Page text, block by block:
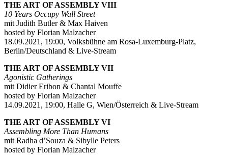
THE ART OF ASSEMBLY VIII
10 Years Occupy Wall Street
mit Judith Butler & Max Haiven
hosted by Florian Malzacher
18.09.2021, 19:00, Volksbühne am Rosa-Luxemburg-Platz,
Berlin/Deutschland & Live-Stream
THE ART OF ASSEMBLY VII
Agonistic Gatherings
mit Didier Eribon & Chantal Mouffe
hosted by Florian Malzacher
14.09.2021, 19:00, Halle G, Wien/Österreich & Live-Stream
THE ART OF ASSEMBLY VI
Assembling More Than Humans
mit Radha d’Souza & Sibylle Peters
hosted by Florian Malzacher